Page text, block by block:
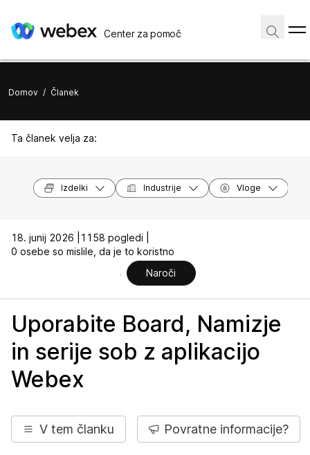
Center za pomoč
Domov / Članek
Ta članek velja za:
Izdelki Industrije Vloge
18. junij 2026 |
1158 pogledi |
0 osebe so mislile, da je to koristno
Naroči
Uporabite Board, Namizje
in serije sob z aplikacijo
Webex
V tem članku Povratne informacije?